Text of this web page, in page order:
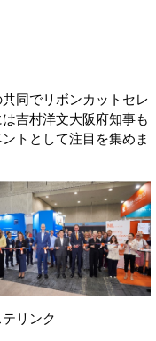
同でリボンカットセレ
吉村洋文大阪府知事も
トとして注目を集めま
リンク